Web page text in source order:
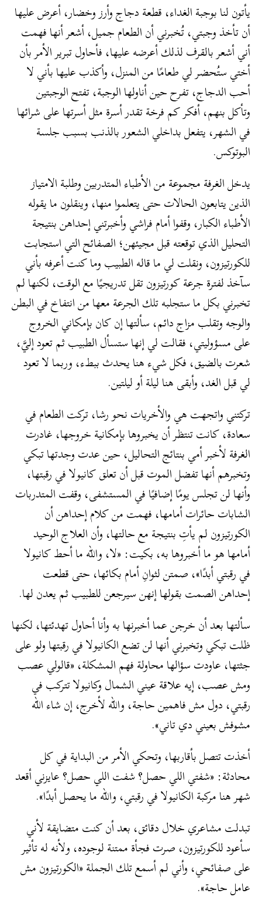
يأتون لنا بوجبة الغداء، قطعة دجاج وأرز وخضار، أعرض عليها
أن تأخذ وجبتي، تُخبرني أن الطعام جميل، أشعر أنها فهمت
أني أشعر بالقرف لذلك أعرضه عليها، فأحاول تبرير الأمر بأن
أختي ستُحضر لي طعامًا من المنزل، وأكذب عليها بأني لا
أحب الدجاج، تفرح حين أناولها الوجبة، تفتح الوجبتين
وتأكل بنهم، أفكر كم فرخة تقدر أسرة مثل أسرتها على شرائها
في الشهر، يتفعل بداخلي الشعور بالذنب بسبب جلسة
البوتوكس.
يدخل الغرفة مجموعة من الأطباء المتدربين وطلبة الامتياز
الذين يتابعون الحالات حتى يتعلموا منها، وينقلون ما يقوله
الأطباء الكبار، وقفوا أمام فراشي وأخبرتني إحداهن بنتيجة
التحليل الذي توقعته قبل مجيئهن؛ الصفائح التي استجابت
للكورتيزون، ونقلت لي ما قاله الطبيب وما كنت أعرفه بأني
سآخذ لفترة جرعة كورتيزون تقل تدريجيًا مع الوقت، لكنها لم
تخبرني بكل ما ستجلبه تلك الجرعة معها من انتفاخ في البطن
والوجه وتقلب مزاج دائم، سألتها إن كان بإمكاني الخروج
على مسؤوليتي، فقالت لي إنها ستسأل الطبيب ثم تعود إليَّ،
شعرت بالضيق، فكل شيء هنا يحدث ببطء، وربما لا تعود
لي قبل الغد، وأبقى هنا ليلة أو ليلتين.
تركتني واتجهت هي والأخريات نحو رشا، تركت الطعام في
سعادة، كانت تنتظر أن يخبروها بإمكانية خروجها، غادرت
الغرفة لأخبر أمي بنتائج التحاليل، حين عدت وجدتها تبكي
وتخبرهم أنها تفضل الموت قبل أن تعلق كانيولا في رقبتها،
وأنها لن تجلس يومًا إضافيًا في المستشفى، وقفت المتدربات
الشابات حائرات أمامها، فهمت من كلام إحداهن أن
الكورتيزون لم يأتِ بنتيجة مع حالتها، وأن العلاج الوحيد
أمامها هو ما أخبروها به، بكيت: «لا، والله ما أحط كانيولا
في رقبتي أبدًا»، صمتن لثوانِ أمام بكائها، حتى قطعت
إحداهن الصمت بقولها إنهن سيرجعن للطبيب ثم يعدن لها.
سألتها بعد أن خرجن عما أخبرنها به وأنا أحاول تهدئتها، لكنها
ظلت تبكي وتخبرني أنها لن تضع الكانيولا في رقبتها ولو على
جثتها، عاودت سؤالها محاولة فهم المشكلة، «قالولي عصب
ومش عصب، إيه علاقة عيني الشمال وكانيولا تتركب في
رقبتي، دول مش فاهمين حاجة، والله لأخرج، إن شاء الله
مشوفش بعيني دي تاني».
أخذت تتصل بأقاربها، وتحكي الأمر من البداية في كل
محادثة: «شفتي اللي حصل؟ شفت اللي حصل؟ عايزني أقعد
شهر هنا مركبة الكانيولا في رقبتي، والله ما يحصل أبدًا».
تبدلت مشاعري خلال دقائق، بعد أن كنت متضايقة لأني
سأعود للكورتيزون، صرت فجأة ممتنة لوجوده، ولأنه له تأثير
على صفائحي، وأني لم أسمع تلك الجملة «الكورتيزون مش
عامل حاجة».